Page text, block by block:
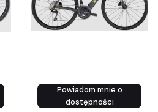
Zobacz produkt
Powiadom mnie o
dostępności